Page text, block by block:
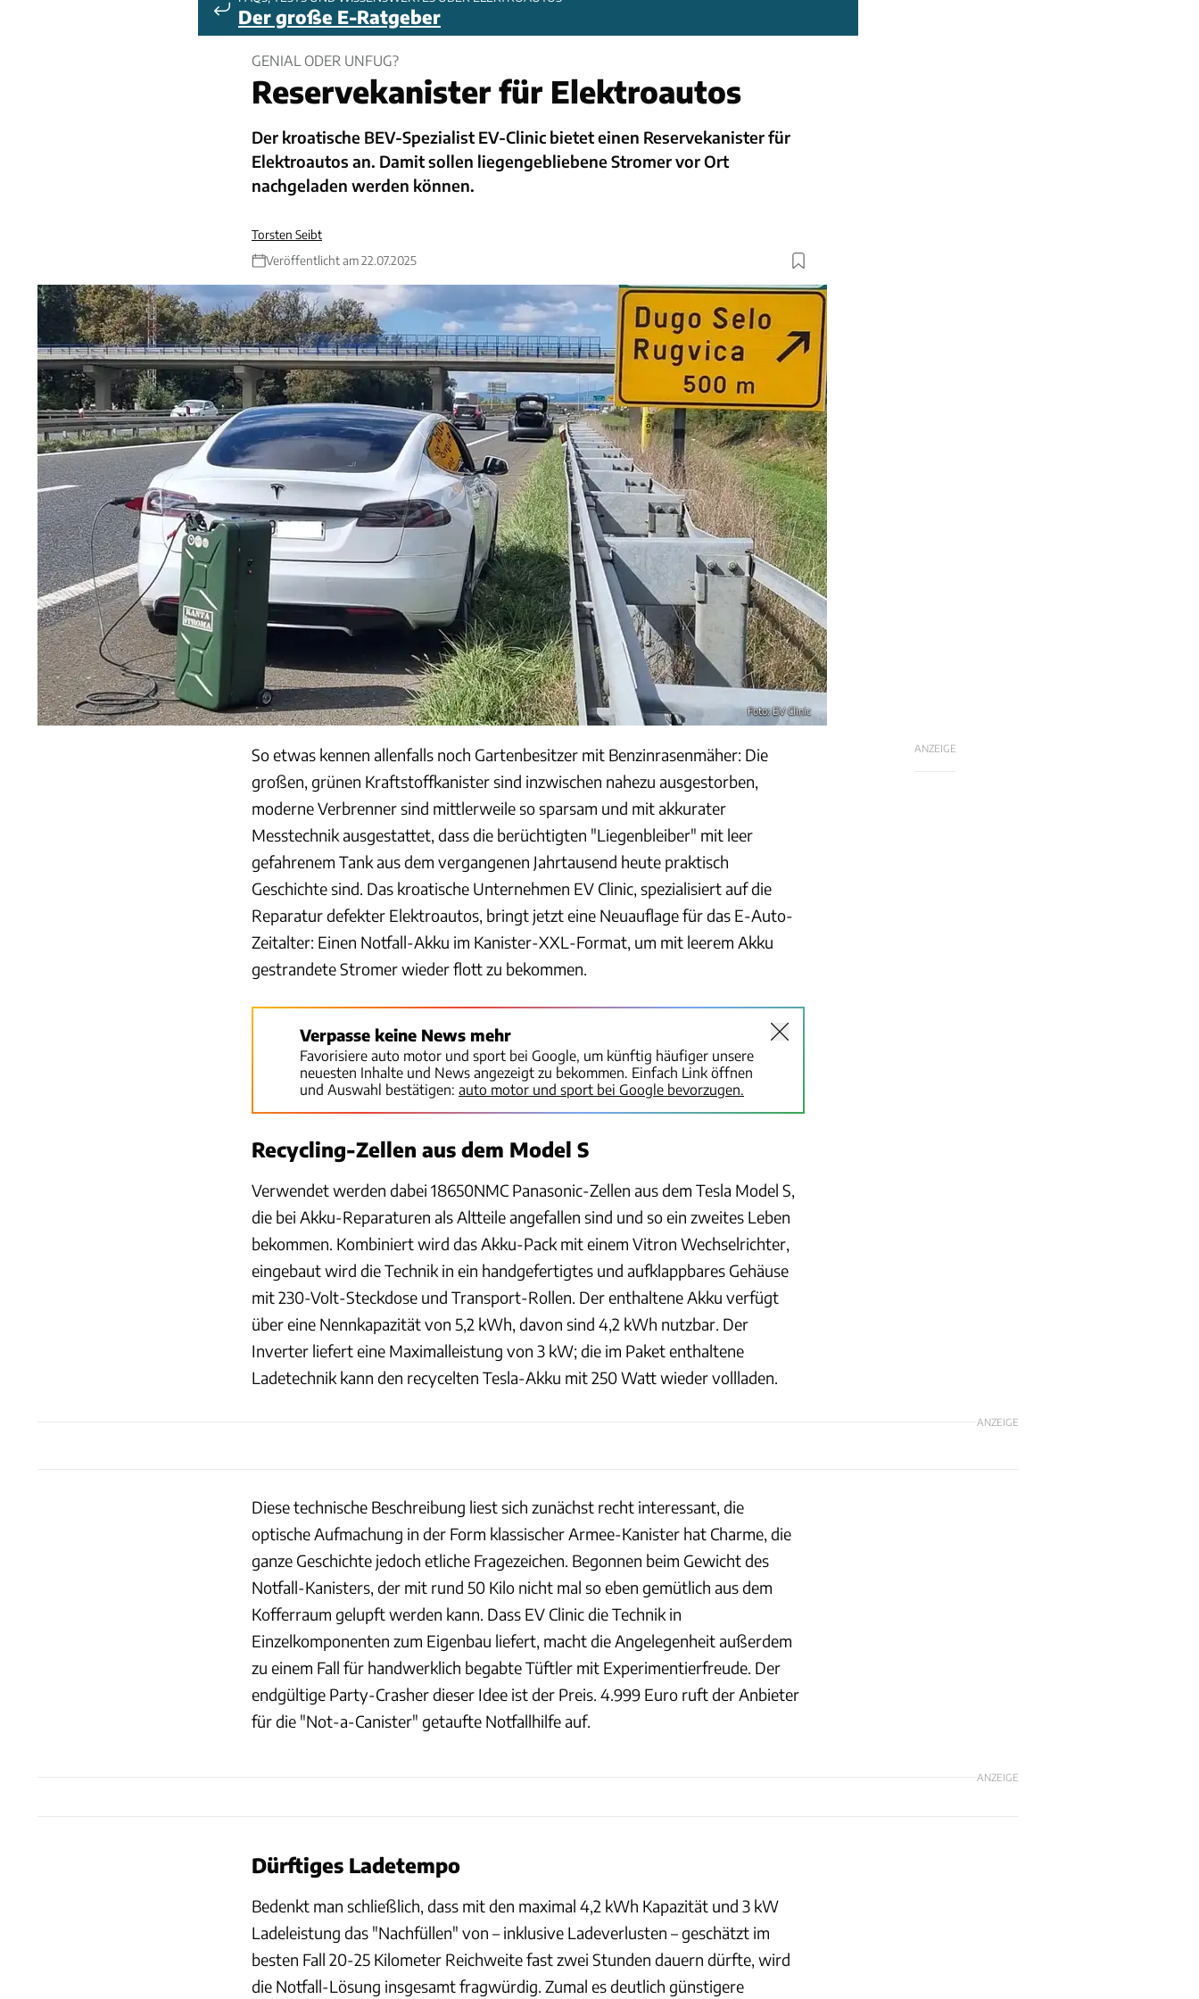
Der große E-Ratgeber
GENIAL ODER UNFUG?
Reservekanister für Elektroautos
Der kroatische BEV-Spezialist EV-Clinic bietet einen Reservekanister für
Elektroautos an. Damit sollen liegengebliebene Stromer vor Ort
nachgeladen werden können.
Torsten Seibt
Veröffentlicht am 22.07.2025
Foto: EV Clinic
ANZEIGE
So etwas kennen allenfalls noch Gartenbesitzer mit Benzinrasenmäher: Die
großen, grünen Kraftstoffkanister sind inzwischen nahezu ausgestorben,
moderne Verbrenner sind mittlerweile so sparsam und mit akkurater
Messtechnik ausgestattet, dass die berüchtigten "Liegenbleiber" mit leer
gefahrenem Tank aus dem vergangenen Jahrtausend heute praktisch
Geschichte sind. Das kroatische Unternehmen EV Clinic, spezialisiert auf die
Reparatur defekter Elektroautos, bringt jetzt eine Neuauflage für das E-Auto-
Zeitalter: Einen Notfall-Akku im Kanister-XXL-Format, um mit leerem Akku
gestrandete Stromer wieder flott zu bekommen.
Verpasse keine News mehr
Favorisiere auto motor und sport bei Google, um künftig häufiger unsere
neuesten Inhalte und News angezeigt zu bekommen. Einfach Link öffnen
und Auswahl bestätigen: auto motor und sport bei Google bevorzugen.
Recycling-Zellen aus dem Model S
Verwendet werden dabei 18650NMC Panasonic-Zellen aus dem Tesla Model S,
die bei Akku-Reparaturen als Altteile angefallen sind und so ein zweites Leben
bekommen. Kombiniert wird das Akku-Pack mit einem Vitron Wechselrichter,
eingebaut wird die Technik in ein handgefertigtes und aufklappbares Gehäuse
mit 230-Volt-Steckdose und Transport-Rollen. Der enthaltene Akku verfügt
über eine Nennkapazität von 5,2 kWh, davon sind 4,2 kWh nutzbar. Der
Inverter liefert eine Maximalleistung von 3 kW; die im Paket enthaltene
Ladetechnik kann den recycelten Tesla-Akku mit 250 Watt wieder vollladen.
ANZEIGE
Diese technische Beschreibung liest sich zunächst recht interessant, die
optische Aufmachung in der Form klassischer Armee-Kanister hat Charme, die
ganze Geschichte jedoch etliche Fragezeichen. Begonnen beim Gewicht des
Notfall-Kanisters, der mit rund 50 Kilo nicht mal so eben gemütlich aus dem
Kofferraum gelupft werden kann. Dass EV Clinic die Technik in
Einzelkomponenten zum Eigenbau liefert, macht die Angelegenheit außerdem
zu einem Fall für handwerklich begabte Tüftler mit Experimentierfreude. Der
endgültige Party-Crasher dieser Idee ist der Preis. 4.999 Euro ruft der Anbieter
für die "Not-a-Canister" getaufte Notfallhilfe auf.
ANZEIGE
Dürftiges Ladetempo
Bedenkt man schließlich, dass mit den maximal 4,2 kWh Kapazität und 3 kW
Ladeleistung das "Nachfüllen" von – inklusive Ladeverlusten – geschätzt im
besten Fall 20-25 Kilometer Reichweite fast zwei Stunden dauern dürfte, wird
die Notfall-Lösung insgesamt fragwürdig. Zumal es deutlich günstigere